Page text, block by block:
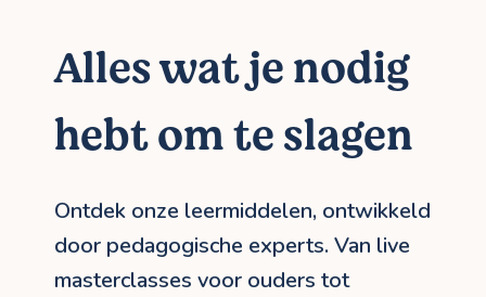
Alles wat je nodig
hebt om te slagen
Ontdek onze leermiddelen, ontwikkeld
door pedagogische experts. Van live
masterclasses voor ouders tot